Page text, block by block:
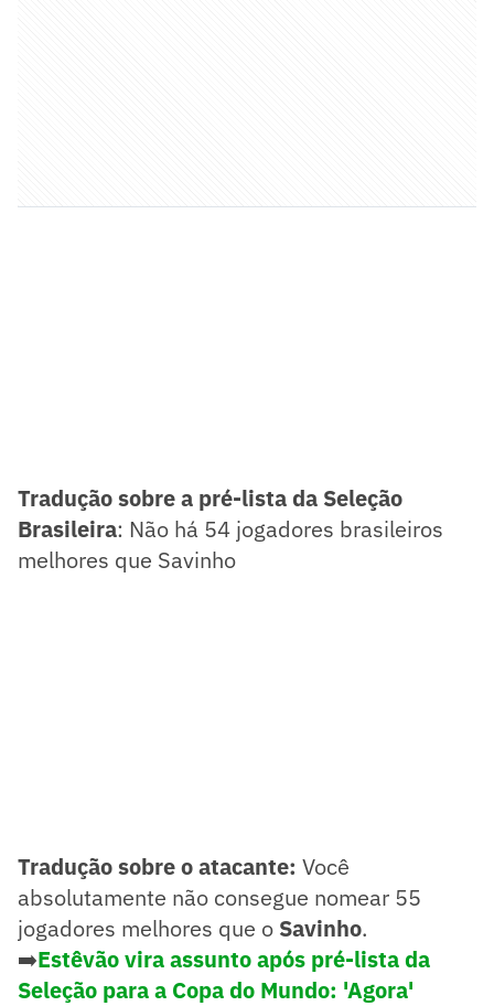
Tradução sobre a pré-lista da Seleção
Brasileira: Não há 54 jogadores brasileiros
melhores que Savinho
Tradução sobre o atacante: Você
absolutamente não consegue nomear 55
jogadores melhores que o Savinho.
➡️Estêvão vira assunto após pré-lista da
Seleção para a Copa do Mundo: 'Agora'